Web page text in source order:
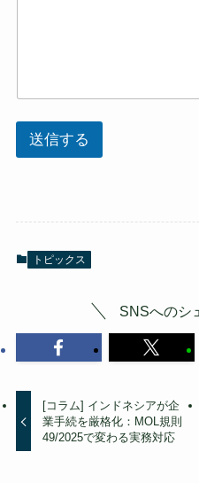
送信する
トピックス
SNSへのシ
[コラム] インドネシアが企
業手続を厳格化：MOL規則
49/2025で変わる実務対応